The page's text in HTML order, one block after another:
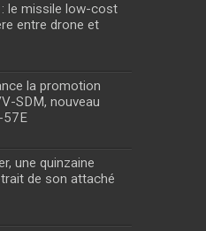
le missile low-cost
entre drone et
la promotion
SDM, nouveau
57E
une quinzaine
de son attaché